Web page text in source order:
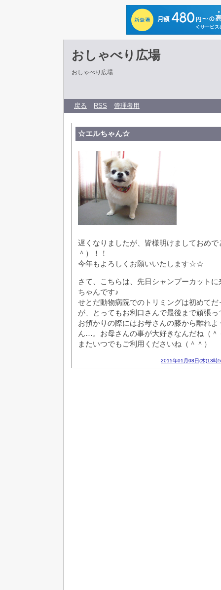
おしゃべり広場
おしゃべり広場
戻る RSS 管理者用
☆エルちゃん☆
遅くなりましたが、皆様明けましておめ
＾）！！
今年もよろしくお願いいたします☆☆
さて、こちらは、先日シャンプーカット
ちゃんです♪
せとだ動物病院でのトリミングは初めて
が、とってもお利口さんで最後まで頑張
お預かりの際にはお母さんの膝から離れ
ん…。お母さんの事が大好きなんだね（
またいつでもご利用くださいね（＾＾）
2015年01月08日(木)13時